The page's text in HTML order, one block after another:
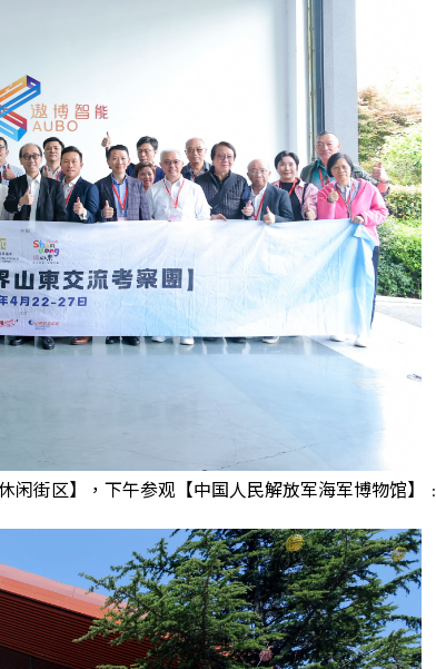
街区】，下午参观【中国人民解放军海军博物馆】﹕